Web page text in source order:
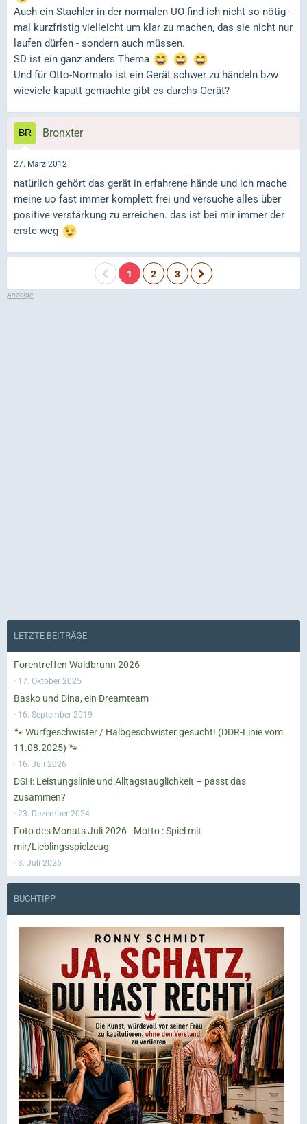
Auch ein Stachler in der normalen UO find ich nicht so nötig -
mal kurzfristig vielleicht um klar zu machen, das sie nicht nur
laufen dürfen - sondern auch müssen.
SD ist ein ganz anders Thema
Und für Otto-Normalo ist ein Gerät schwer zu händeln bzw
wieviele kaputt gemachte gibt es durchs Gerät?
Bronxter
27. März 2012
natürlich gehört das gerät in erfahrene hände und ich mache
meine uo fast immer komplett frei und versuche alles über
positive verstärkung zu erreichen. das ist bei mir immer der
erste weg
1 2 3
LETZTE BEITRÄGE
Forentreffen Waldbrunn 2026
17. Oktober 2025
Basko und Dina, ein Dreamteam
16. September 2019
🐾 Wurfgeschwister / Halbgeschwister gesucht! (DDR-Linie vom
11.08.2025) 🐾
16. Juli 2026
DSH: Leistungslinie und Alltagstauglichkeit – passt das
zusammen?
23. Dezember 2024
Foto des Monats Juli 2026 - Motto : Spiel mit
mir/Lieblingsspielzeug
3. Juli 2026
BUCHTIPP